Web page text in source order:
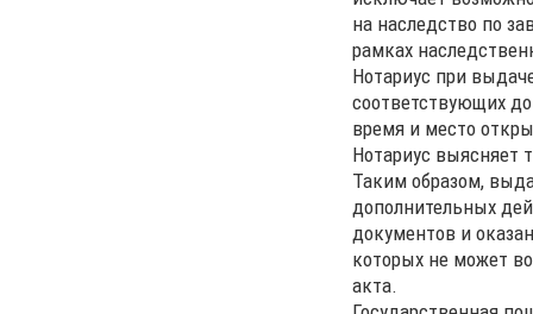
на наследство по
рамках
Нотариус при
соответствующих
время и место
Нотариус выясняет
Таким образом,
дополнительных
документов и
которых не может
акта.